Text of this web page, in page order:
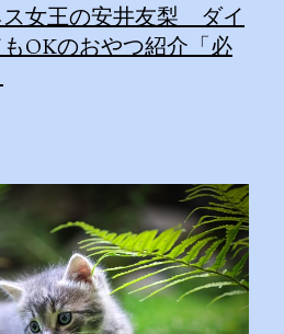
ス女王の安井友梨 ダイ
OKのおやつ紹介「必